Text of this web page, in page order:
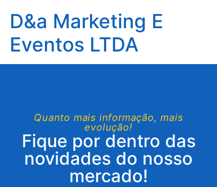
D&a Marketing E
Eventos LTDA
Quanto mais informação, mais
evolução!
Fique por dentro das
novidades do nosso
mercado!